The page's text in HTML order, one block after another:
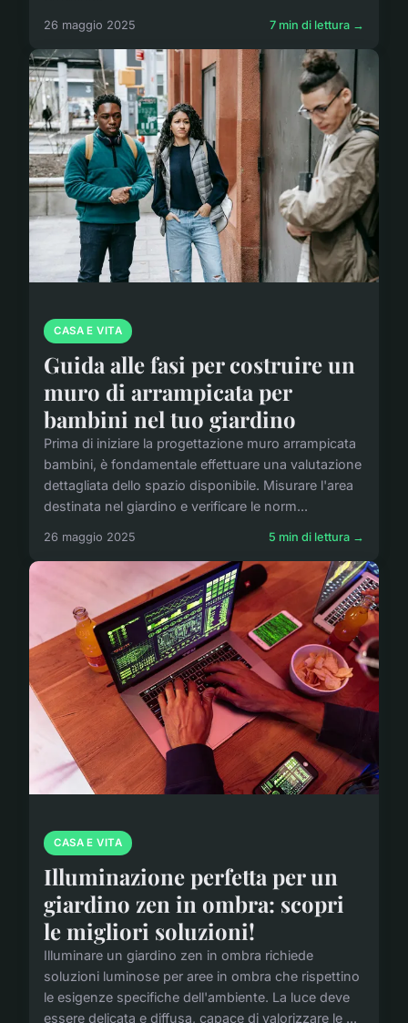
26 maggio 2025 7 min di lettura →
CASA E VITA
Guida alle fasi per costruire un
muro di arrampicata per
bambini nel tuo giardino
Prima di iniziare la progettazione muro arrampicata
bambini, è fondamentale effettuare una valutazione
dettagliata dello spazio disponibile. Misurare l'area
destinata nel giardino e verificare le norm...
26 maggio 2025 5 min di lettura →
CASA E VITA
Illuminazione perfetta per un
giardino zen in ombra: scopri
le migliori soluzioni!
Illuminare un giardino zen in ombra richiede
soluzioni luminose per aree in ombra che rispettino
le esigenze specifiche dell'ambiente. La luce deve
essere delicata e diffusa, capace di valorizzare le ...